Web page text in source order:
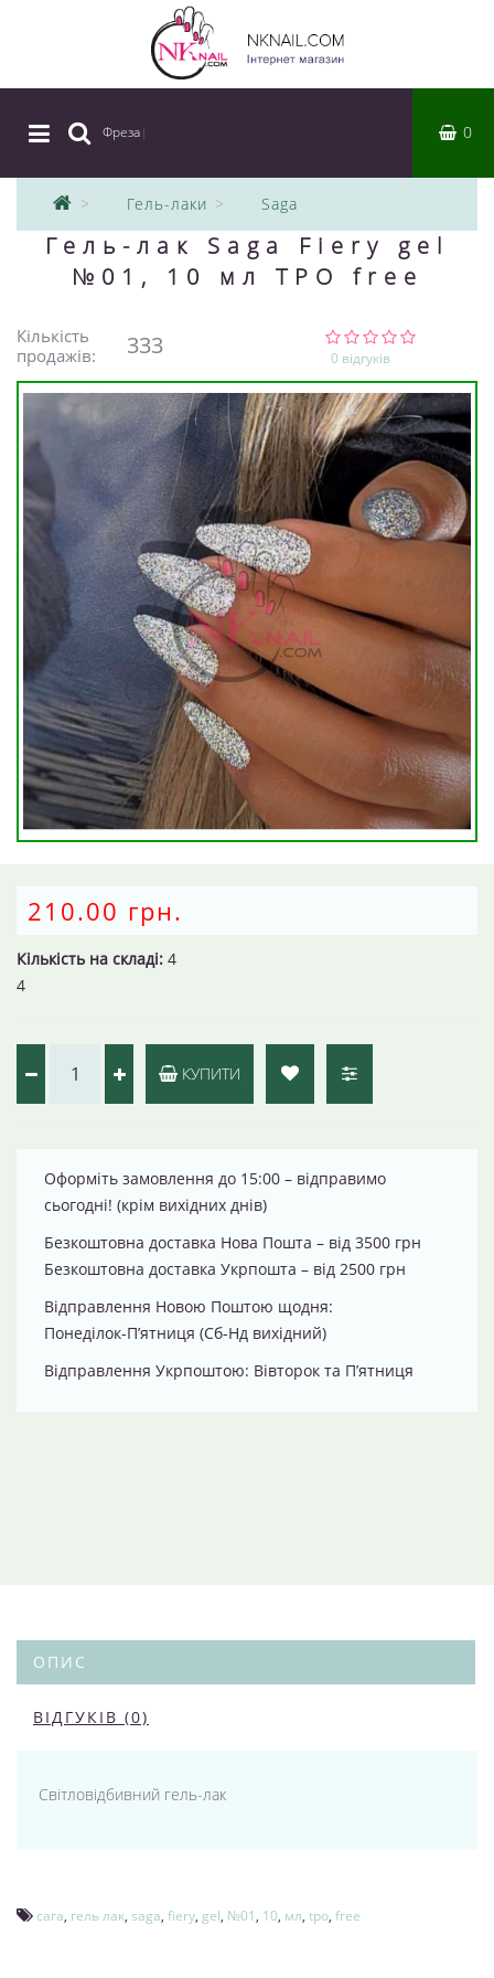
Фреза| 0
Гель-лаки Saga
Гель-лак Saga Fiery gel
№01, 10 мл TPO free
Кількість
продажів:
333 0 відгуків
210.00 грн.
Кількість на складі: 4
4
КУПИТИ
Оформіть замовлення до 15:00 – відправимо
сьогодні! (крім вихідних днів)
Безкоштовна доставка Нова Пошта – від 3500 грн
Безкоштовна доставка Укрпошта – від 2500 грн
Відправлення Новою Поштою щодня:
Понеділок-П’ятниця (Сб-Нд вихідний)
Відправлення Укрпоштою: Вівторок та П’ятниця
ОПИС
ВІДГУКІВ (0)
Світловідбивний гель-лак
сага, гель лак, saga, fiery, gel, №01 , 10, мл, tpo, free